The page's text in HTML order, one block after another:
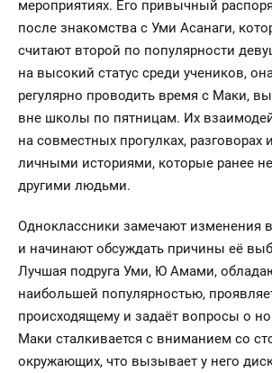
мероприятиях. Его привычный
после знакомства с Уми Асанаги,
считают второй по популярности
на высокий статус среди учеников,
регулярно проводить время с Маки,
вне школы по пятницам. Их
на совместных прогулках, разговорах
личными историями, которые ранее
другими людьми.
Одноклассники замечают изменения
и начинают обсуждать причины её
Лучшая подруга Уми, Ю Амами,
наибольшей популярностью,
происходящему и задаёт вопросы о
Маки сталкивается с вниманием со
окружающих, что вызывает у него